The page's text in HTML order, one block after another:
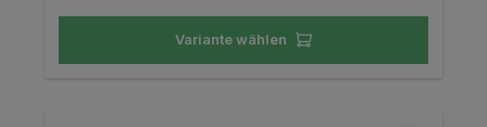
Variante wählen